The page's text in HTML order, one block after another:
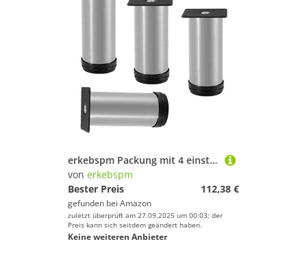
erkebspm Packung mit 4 einstellbaren Sofa-Füßen, runden Schrankbeinen, Arbeitstop-TV-Schreibtisch Kaffeetische Basisfuß, Edelstahlschrankbeine, Tischbeine, Möbelfüße, einstellbare 0-35 mm (grau
von erkebspm
Bester Preis
112,38 €
gefunden bei Amazon
zuletzt überprüft am 27.09.2025 um 00:03; der
Preis kann sich seitdem geändert haben.
Keine weiteren Anbieter